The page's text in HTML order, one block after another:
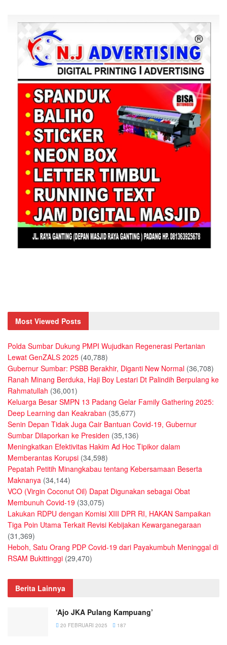
Most Viewed Posts
Polda Sumbar Dukung PMPI Wujudkan Regenerasi Pertanian
Lewat GenZALS 2025 (40,788)
Gubernur Sumbar: PSBB Berakhir, Diganti New Normal (36,708)
Ranah Minang Berduka, Haji Boy Lestari Dt Palindih Berpulang ke
Rahmatullah (36,001)
Keluarga Besar SMPN 13 Padang Gelar Family Gathering 2025:
Deep Learning dan Keakraban (35,677)
Senin Depan Tidak Juga Cair Bantuan Covid-19, Gubernur
Sumbar Dilaporkan ke Presiden (35,136)
Meningkatkan Efektivitas Hakim Ad Hoc Tipikor dalam
Memberantas Korupsi (34,598)
Pepatah Petitih Minangkabau tentang Kebersamaan Beserta
Maknanya (34,144)
VCO (Virgin Coconut Oil) Dapat Digunakan sebagai Obat
Membunuh Covid-19 (33,075)
Lakukan RDPU dengan Komisi XIII DPR RI, HAKAN Sampaikan
Tiga Poin Utama Terkait Revisi Kebijakan Kewarganegaraan
(31,369)
Heboh, Satu Orang PDP Covid-19 dari Payakumbuh Meninggal di
RSAM Bukittinggi (29,470)
Berita Lainnya
‘Ajo JKA Pulang Kampuang’
20 FEBRUARI 2025 187